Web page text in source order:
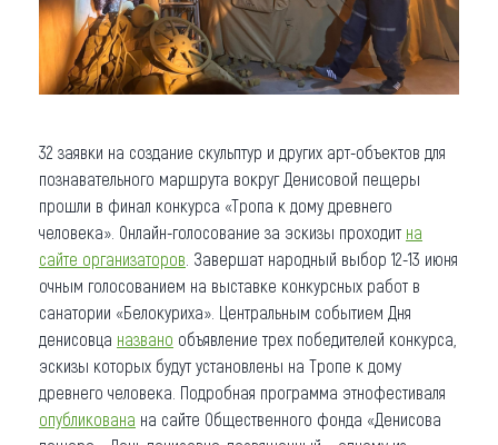
32 заявки на создание скульптур и других арт-объектов для
познавательного маршрута вокруг Денисовой пещеры
прошли в финал конкурса «Тропа к дому древнего
человека». Онлайн-голосование за эскизы проходит на
сайте организаторов . Завершат народный выбор 12-13 июня
очным голосованием на выставке конкурсных работ в
санатории «Белокуриха». Центральным событием Дня
денисовца названо объявление трех победителей конкурса,
эскизы которых будут установлены на Тропе к дому
древнего человека. Подробная программа этнофестиваля
опубликована на сайте Общественного фонда «Денисова